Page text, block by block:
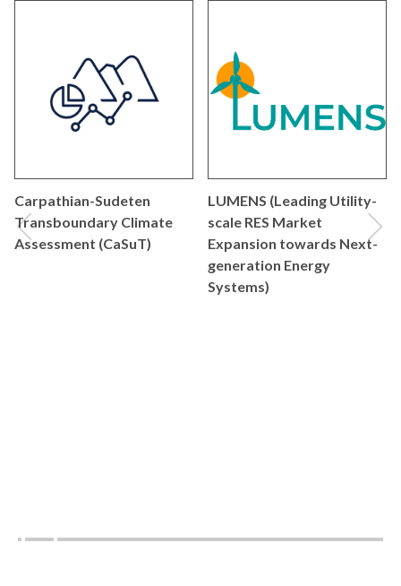
Carpathian-Sudeten
Transboundary Climate
Assessment (CaSuT)
LUMENS (Leading Utility-
scale RES Market
Expansion towards Next-
generation Energy
Systems)
poprzedni